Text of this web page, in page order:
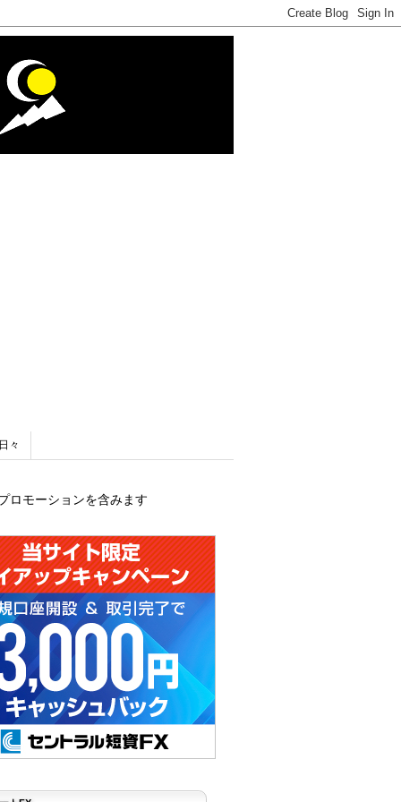
々
ロモーションを含みます